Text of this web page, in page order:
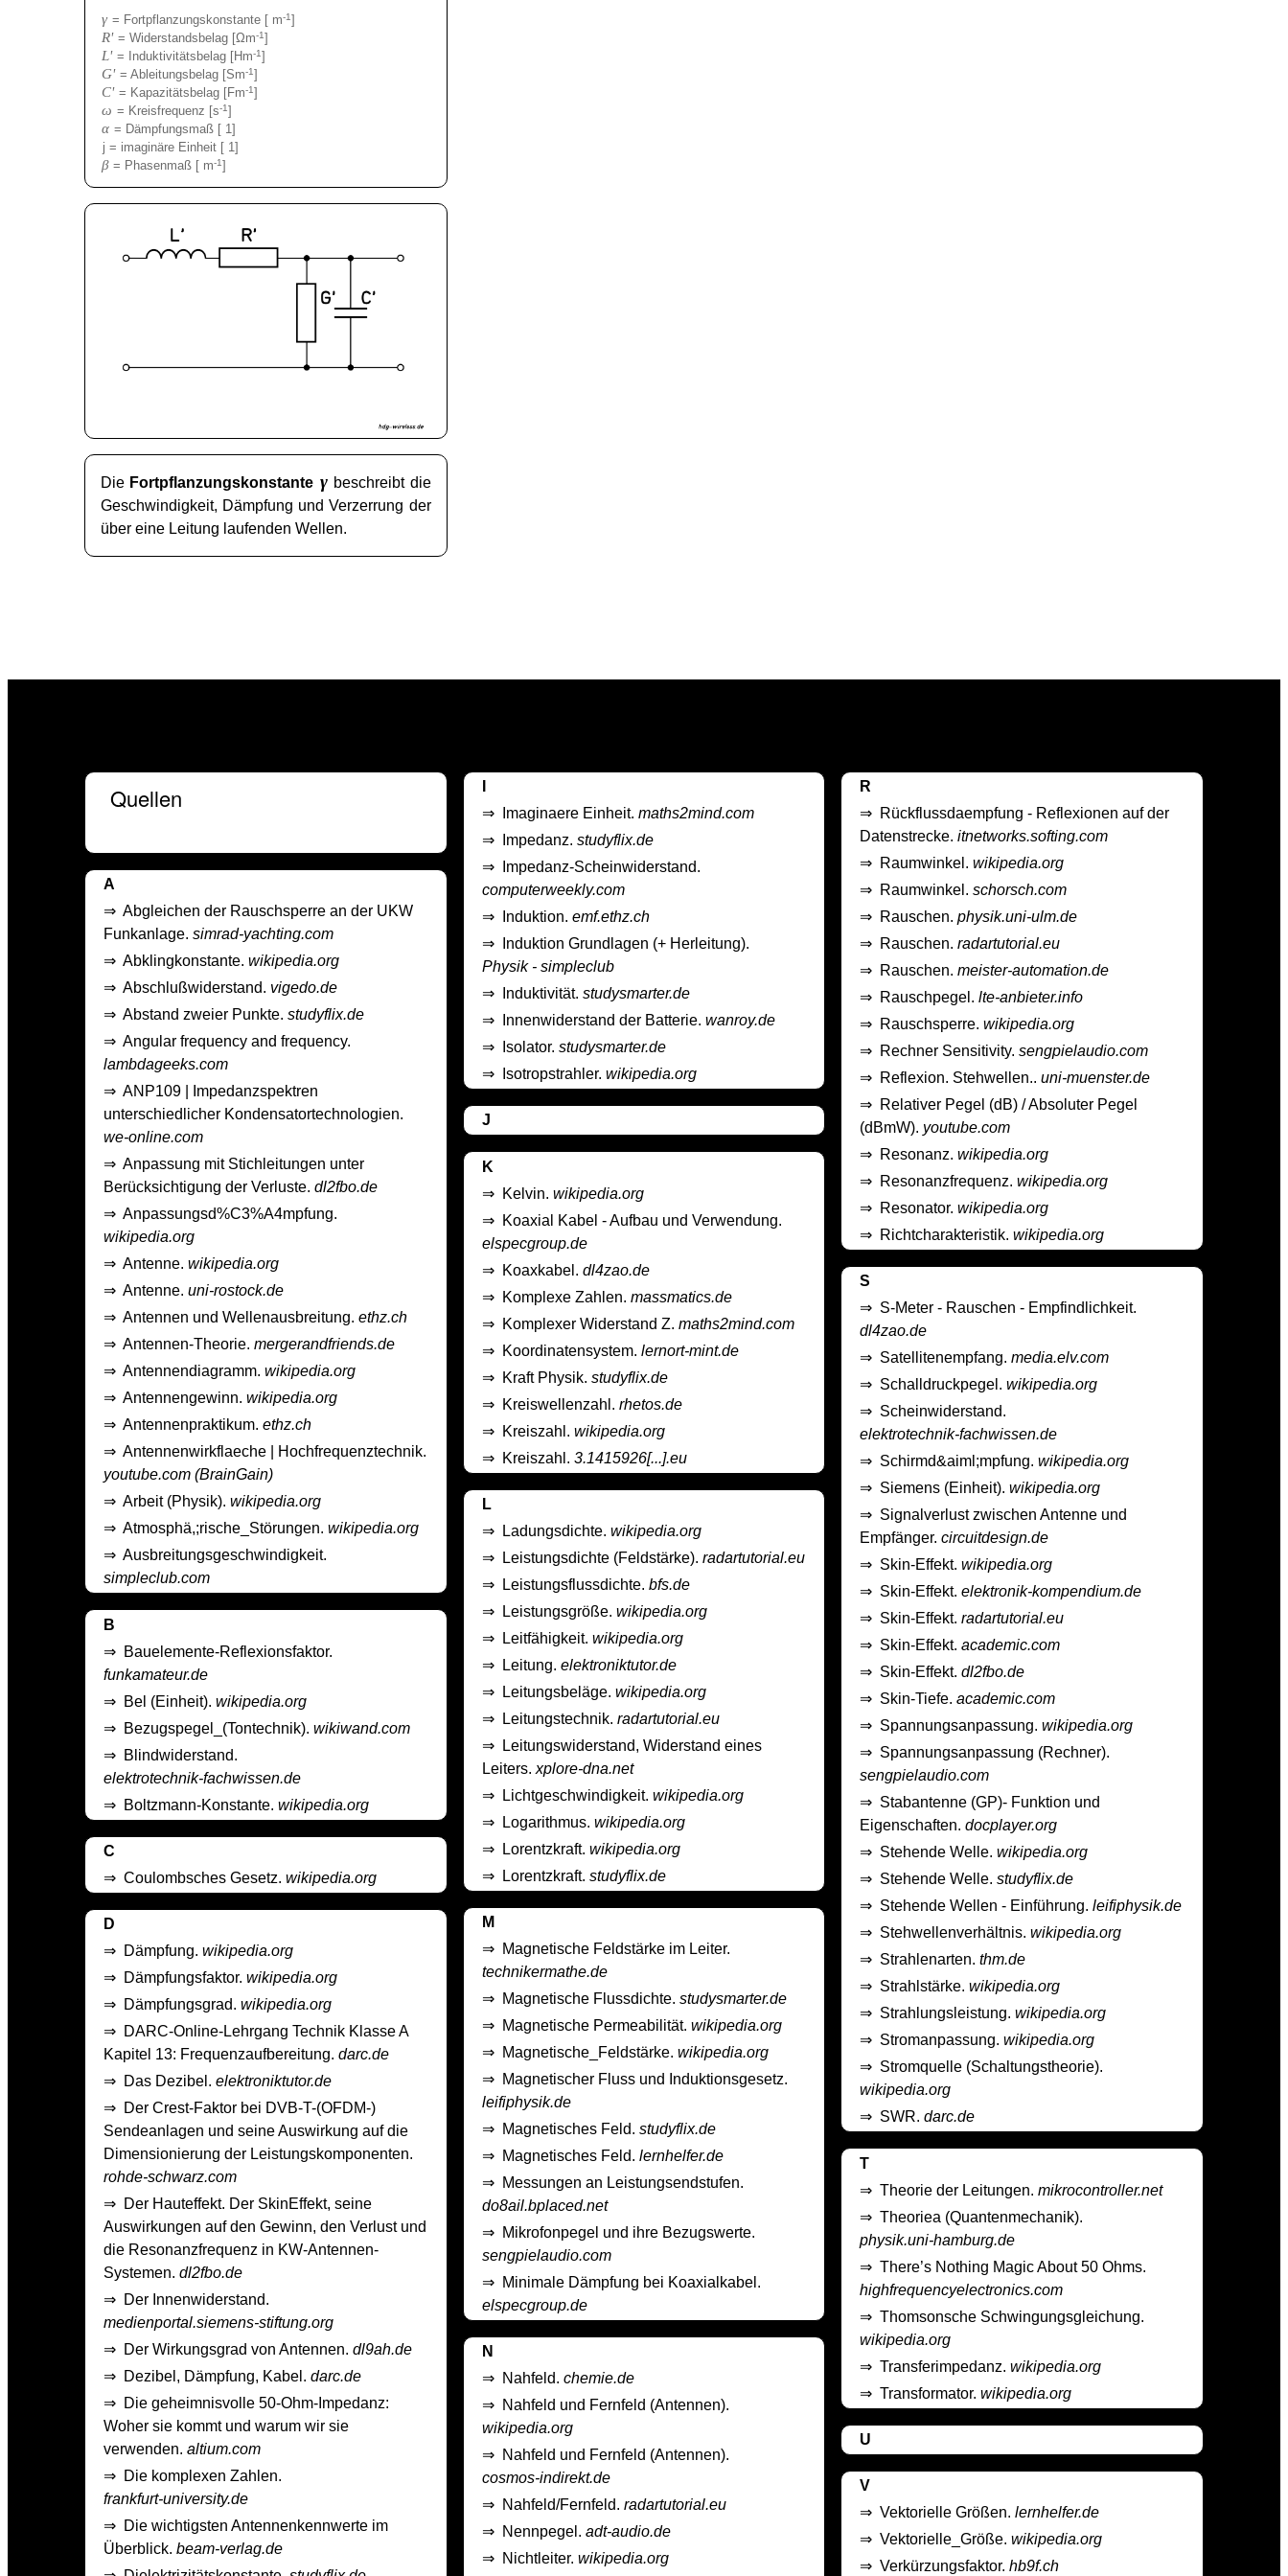
γ = Fortpflanzungskonstante [ m-1]
R' = Widerstandsbelag [Ωm-1]
L' = Induktivitätsbelag [Hm-1]
G' = Ableitungsbelag [Sm-1]
C' = Kapazitätsbelag [Fm-1]
ω = Kreisfrequenz [s-1]
α = Dämpfungsmaß [ 1]
j = imaginäre Einheit [ 1]
β = Phasenmaß [ m-1]
Die Fortpflanzungskonstante γ beschreibt die
Geschwindigkeit, Dämpfung und Verzerrung der
über eine Leitung laufenden Wellen.
Quellen
A
⇒ Abgleichen der Rauschsperre an der UKW
Funkanlage. simrad-yachting.com
⇒ Abklingkonstante. wikipedia.org
⇒ Abschlußwiderstand. vigedo.de
⇒ Abstand zweier Punkte. studyflix.de
⇒ Angular frequency and frequency.
lambdageeks.com
⇒ ANP109 | Impedanzspektren
unterschiedlicher Kondensatortechnologien.
we-online.com
⇒ Anpassung mit Stichleitungen unter
Berücksichtigung der Verluste. dl2fbo.de
⇒ Anpassungsd%C3%A4mpfung.
wikipedia.org
⇒ Antenne. wikipedia.org
⇒ Antenne. uni-rostock.de
⇒ Antennen und Wellenausbreitung. ethz.ch
⇒ Antennen-Theorie. mergerandfriends.de
⇒ Antennendiagramm. wikipedia.org
⇒ Antennengewinn. wikipedia.org
⇒ Antennenpraktikum. ethz.ch
⇒ Antennenwirkflaeche | Hochfrequenztechnik.
youtube.com (BrainGain)
⇒ Arbeit (Physik). wikipedia.org
⇒ Atmosphä,;rische_Störungen. wikipedia.org
⇒ Ausbreitungsgeschwindigkeit.
simpleclub.com
B
⇒ Bauelemente-Reflexionsfaktor.
funkamateur.de
⇒ Bel (Einheit). wikipedia.org
⇒ Bezugspegel_(Tontechnik). wikiwand.com
⇒ Blindwiderstand.
elektrotechnik-fachwissen.de
⇒ Boltzmann-Konstante. wikipedia.org
C
⇒ Coulombsches Gesetz. wikipedia.org
D
⇒ Dämpfung. wikipedia.org
⇒ Dämpfungsfaktor. wikipedia.org
⇒ Dämpfungsgrad. wikipedia.org
⇒ DARC-Online-Lehrgang Technik Klasse A
Kapitel 13: Frequenzaufbereitung. darc.de
⇒ Das Dezibel. elektroniktutor.de
⇒ Der Crest-Faktor bei DVB-T-(OFDM-)
Sendeanlagen und seine Auswirkung auf die
Dimensionierung der Leistungskomponenten.
rohde-schwarz.com
⇒ Der Hauteffekt. Der Skin­Effekt, seine
Auswirkungen auf den Gewinn, den Verlust und
die Resonanzfrequenz in KW­-Antennen­-
Systemen. dl2fbo.de
⇒ Der Innenwiderstand.
medienportal.siemens-stiftung.org
⇒ Der Wirkungsgrad von Antennen. dl9ah.de
⇒ Dezibel, Dämpfung, Kabel. darc.de
⇒ Die geheimnisvolle 50-Ohm-Impedanz:
Woher sie kommt und warum wir sie
verwenden. altium.com
⇒ Die komplexen Zahlen.
frankfurt-university.de
⇒ Die wichtigsten Antennenkennwerte im
Überblick. beam-verlag.de
⇒
Imaginaere Einheit. maths2mind.com
⇒
Impedanz. studyflix.de
⇒
Impedanz-Scheinwiderstand.
computerweekly.com
⇒
Induktion. emf.ethz.ch
⇒
Induktion Grundlagen (+ Herleitung).
Physik - simpleclub
⇒
Induktivität. studysmarter.de
⇒
Innenwiderstand der Batterie. wanroy.de
⇒
Isolator. studysmarter.de
⇒
Isotropstrahler. wikipedia.org
J
K
⇒ Kelvin. wikipedia.org
⇒ Koaxial Kabel - Aufbau und Verwendung.
elspecgroup.de
⇒ Koaxkabel. dl4zao.de
⇒ Komplexe Zahlen. massmatics.de
⇒ Komplexer Widerstand Z. maths2mind.com
⇒ Koordinatensystem. lernort-mint.de
⇒ Kraft Physik. studyflix.de
⇒ Kreiswellenzahl. rhetos.de
⇒ Kreiszahl. wikipedia.org
⇒ Kreiszahl. 3.1415926[...].eu
L
⇒
Ladungsdichte. wikipedia.org
⇒
Leistungsdichte (Feldstärke). radartutorial.eu
⇒
Leistungsflussdichte. bfs.de
⇒
Leistungsgröße. wikipedia.org
⇒
Leitfähigkeit. wikipedia.org
⇒
Leitung. elektroniktutor.de
⇒
Leitungsbeläge. wikipedia.org
⇒
Leitungstechnik. radartutorial.eu
⇒
Leitungswiderstand, Widerstand eines
Leiters. xplore-dna.net
⇒
Lichtgeschwindigkeit. wikipedia.org
⇒
Logarithmus. wikipedia.org
⇒
Lorentzkraft. wikipedia.org
⇒
Lorentzkraft. studyflix.de
M
⇒ Magnetische Feldstärke im Leiter.
technikermathe.de
⇒ Magnetische Flussdichte. studysmarter.de
⇒ Magnetische Permeabilität. wikipedia.org
⇒ Magnetische_Feldstärke. wikipedia.org
⇒ Magnetischer Fluss und Induktionsgesetz.
leifiphysik.de
⇒ Magnetisches Feld. studyflix.de
⇒ Magnetisches Feld. lernhelfer.de
⇒ Messungen an Leistungsendstufen.
do8ail.bplaced.net
⇒ Mikrofonpegel und ihre Bezugswerte.
sengpielaudio.com
⇒ Minimale Dämpfung bei Koaxialkabel.
elspecgroup.de
N
⇒ Nahfeld. chemie.de
⇒ Nahfeld und Fernfeld (Antennen).
wikipedia.org
⇒ Nahfeld und Fernfeld (Antennen).
cosmos-indirekt.de
⇒ Nahfeld/Fernfeld. radartutorial.eu
⇒ Nennpegel. adt-audio.de
⇒ Nichtleiter. wikipedia.org
R
⇒ Rückflussdaempfung - Reflexionen auf der
Datenstrecke.itnetworks.softing.com
⇒ Raumwinkel.wikipedia.org
⇒ Raumwinkel.schorsch.com
⇒ Rauschen.physik.uni-ulm.de
⇒ Rauschen.radartutorial.eu
⇒ Rauschen.meister-automation.de
⇒ Rauschpegel.lte-anbieter.info
⇒ Rauschsperre.wikipedia.org
⇒ Rechner Sensitivity.sengpielaudio.com
⇒ Reflexion. Stehwellen..uni-muenster.de
⇒ Relativer Pegel (dB) / Absoluter Pegel
(dBmW). youtube.com
⇒ Resonanz.wikipedia.org
⇒ Resonanzfrequenz.wikipedia.org
⇒ Resonator.wikipedia.org
⇒ Richtcharakteristik.wikipedia.org
S
⇒ S-Meter - Rauschen - Empfindlichkeit.
dl4zao.de
⇒ Satellitenempfang.media.elv.com
⇒ Schalldruckpegel.wikipedia.org
⇒ Scheinwiderstand.
elektrotechnik-fachwissen.de
⇒ Schirmd&aiml;mpfung.wikipedia.org
⇒ Siemens (Einheit).wikipedia.org
⇒ Signalverlust zwischen Antenne und
Empfänger.circuitdesign.de
⇒ Skin-Effekt.wikipedia.org
⇒ Skin-Effekt.elektronik-kompendium.de
⇒ Skin-Effekt.radartutorial.eu
⇒ Skin-Effekt.academic.com
⇒ Skin-Effekt.dl2fbo.de
⇒ Skin-Tiefe.academic.com
⇒ Spannungsanpassung.wikipedia.org
⇒ Spannungsanpassung (Rechner).
sengpielaudio.com
⇒ Stabantenne (GP)- Funktion und
Eigenschaften.docplayer.org
⇒ Stehende Welle.wikipedia.org
⇒ Stehende Welle.studyflix.de
⇒ Stehende Wellen - Einführung.leifiphysik.de
⇒ Stehwellenverhältnis.wikipedia.org
⇒ Strahlenarten.thm.de
⇒ Strahlstärke.wikipedia.org
⇒ Strahlungsleistung.wikipedia.org
⇒ Stromanpassung.wikipedia.org
⇒ Stromquelle (Schaltungstheorie).
wikipedia.org
⇒ SWR.darc.de
T
⇒Theorie der Leitungen.mikrocontroller.net
⇒Theoriea (Quantenmechanik).
physik.uni-hamburg.de
⇒There’s Nothing Magic About 50 Ohms.
highfrequencyelectronics.com
⇒Thomsonsche Schwingungsgleichung.
wikipedia.org
⇒Transferimpedanz.wikipedia.org
⇒Transformator.wikipedia.org
U
V
⇒Vektorielle Größen.lernhelfer.de
⇒Vektorielle_Größe.wikipedia.org
⇒Verkürzungsfaktor.hb9f.ch